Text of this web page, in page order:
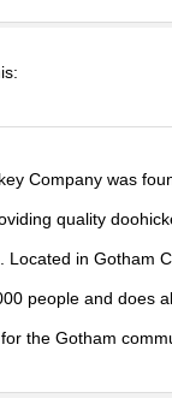
Company was
quality
Located in Gotham
people and does
the Gotham